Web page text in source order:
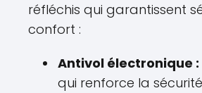
réfléchis qui garantissent
confort :
Antivol électronique :
qui renforce la